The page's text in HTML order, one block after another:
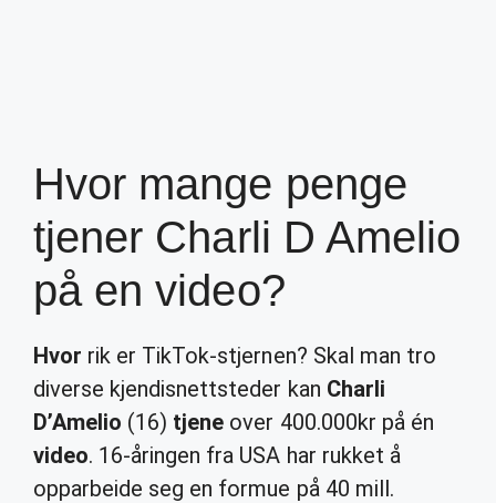
Hvor mange penge
tjener Charli D Amelio
på en video?
Hvor rik er TikTok-stjernen? Skal man tro
diverse kjendisnettsteder kan Charli
D’Amelio (16) tjene over 400.000kr på én
video. 16-åringen fra USA har rukket å
opparbeide seg en formue på 40 mill.